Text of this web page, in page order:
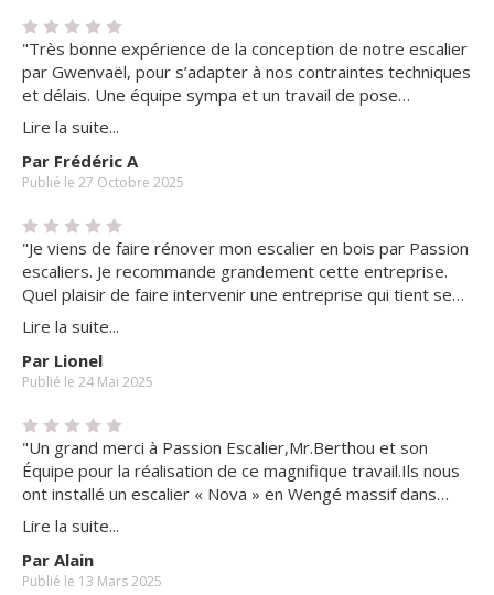
"Très bonne expérience de la conception de notre escalier
par Gwenvaël, pour s’adapter à nos contraintes techniques
et délais. Une équipe sympa et un travail de pose
professionnel, chantier propre et rapide. Le travail du bois
est soigné, je recommande."
Lire la suite...
Par Frédéric A
Publié le 27 Octobre 2025
"Je viens de faire rénover mon escalier en bois par Passion
escaliers. Je recommande grandement cette entreprise.
Quel plaisir de faire intervenir une entreprise qui tient ses
engagements. Promesses de rappels et de rdv tenus,
c'est tellement rare ! Ils m'ont même prévenu d'un retard
potentiel qui n'a même pas eu lieu. Le travail est de grande
qualité et tous les interlocuteurs, gentils, à l'écoute et
ont fait les travaux. Et tout cela pour un rapport
qualité/prix honnête ! Merci Passion escaliers pour votre
travail et votre sérieux !!"
Lire la suite...
Par Lionel
Publié le 24 Mai 2025
"Un grand merci à Passion Escalier,Mr.Berthou et son
Équipe pour la réalisation de ce magnifique travail.Ils nous
ont installé un escalier « Nova » en Wengé massif dans
notre duplex,le travail est superbe !!! C’est une œuvre
d’art,rien à voir avec ce qui se fait ailleurs…Bravo pour le
résultat et pour votre professionnalisme "
Lire la suite...
Par Alain
Publié le 13 Mars 2025